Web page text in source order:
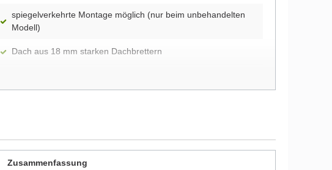
spiegelverkehrte Montage möglich (nur beim unbehandelten
Modell)
Dach aus 18 mm starken Dachbrettern
enthalten
Zusammenfassung